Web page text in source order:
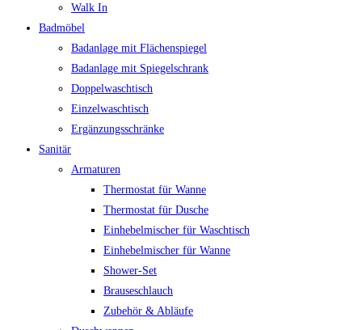
Walk In
Badmöbel
Badanlage mit Flächenspiegel
Badanlage mit Spiegelschrank
Doppelwaschtisch
Einzelwaschtisch
Ergänzungsschränke
Sanitär
Armaturen
Thermostat für Wanne
Thermostat für Dusche
Einhebelmischer für Waschtisch
Einhebelmischer für Wanne
Shower-Set
Brauseschlauch
Zubehör & Abläufe